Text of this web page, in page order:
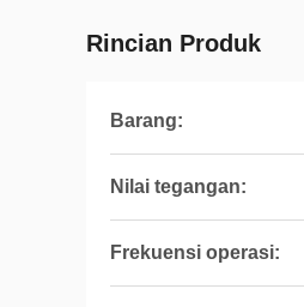
Rincian Produk
Barang:
Nilai tegangan:
Frekuensi operasi: